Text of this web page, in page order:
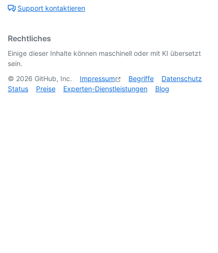
Support kontaktieren
Rechtliches
Einige dieser Inhalte können maschinell oder mit KI übersetzt
sein.
© 2026 GitHub, Inc. Impressum Begriffe
Datenschutz
Status
Preise Experten-Dienstleistungen Blog